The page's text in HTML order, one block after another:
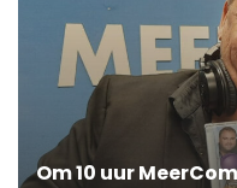
Om 10 uur